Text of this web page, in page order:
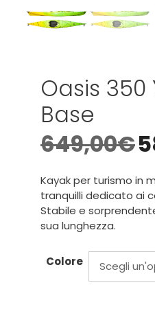
Oasis 350
Base
649,00€
Kayak per turismo in
tranquilli dedicato ai
Stabile e
sua lunghezza.
Colore